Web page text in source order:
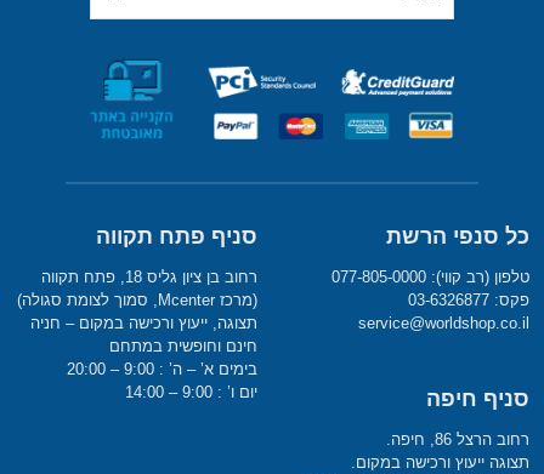
כל סנפי הרשת
טלפון (רב קווי): 077-805-0000
פקס: 03-6326877
service@worldshop.co.il
סניף חיפה
רחוב הרצל 86, חיפה.
תצוגה ייעוץ ורכישה במקום.
סניף פתח תקווה
רחוב בן ציון גליס 18, פתח תקווה
(מרכז Mcenter, סמוך לצומת סגולה)
תצוגה, ייעוץ ורכישה במקום – חניה
חינם וחופשית במתחם
בימים א’ – ה’ : 9:00 – 20:00
יום ו’ : 9:00 – 14:00